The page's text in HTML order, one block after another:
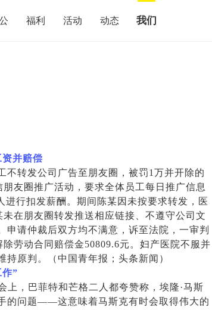
福利 活动 动态 我们
并赔偿
不转发公司广告至朋友圈，被罚1万并开除的
友圈推广活动，要求全体员工每日推广信息
行扣发薪酬。期间陈某因未按要求转发，医
在朋友圈转发推送相应链接、不遵守公司文
请仲裁后双方均不满意，诉至法院，一审判
劳动合同赔偿金50809.6元。妇产医院不服并
原判。（中国青年报；头条新闻）
”
上，巴菲特和芒格二人都夸赞称，埃隆·马斯
的问题——这意味着马斯克有时会取得伟大的